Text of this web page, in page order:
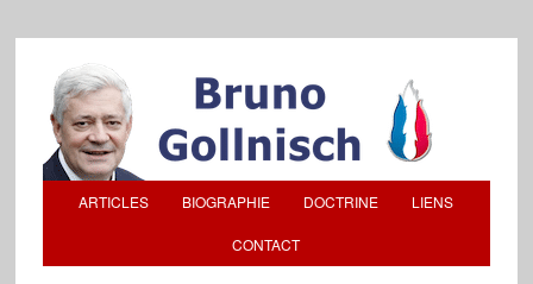
ARTICLES BIOGRAPHIE DOCTRINE LIENS
CONTACT